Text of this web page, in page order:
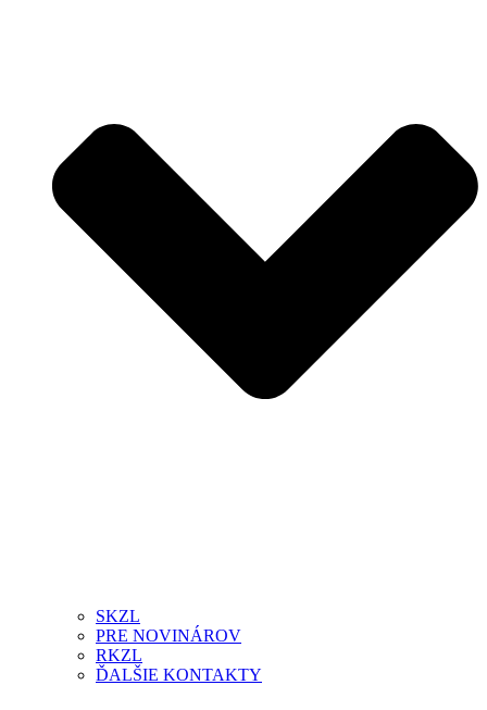
SKZL
PRE NOVINÁROV
RKZL
ĎALŠIE KONTAKTY